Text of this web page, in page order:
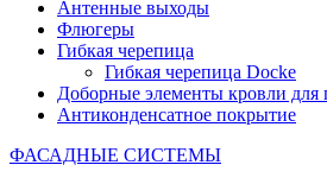
Антенные выходы
Флюгеры
Гибкая черепица
Гибкая черепица Docke
Доборные элементы кровли для
Антиконденсатное покрытие
ФАСАДНЫЕ СИСТЕМЫ